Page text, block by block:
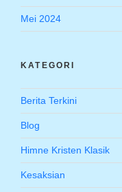
Mei 2024
KATEGORI
Berita Terkini
Blog
Himne Kristen Klasik
Kesaksian